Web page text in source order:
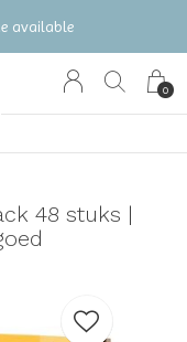
0
available
48 stuks |